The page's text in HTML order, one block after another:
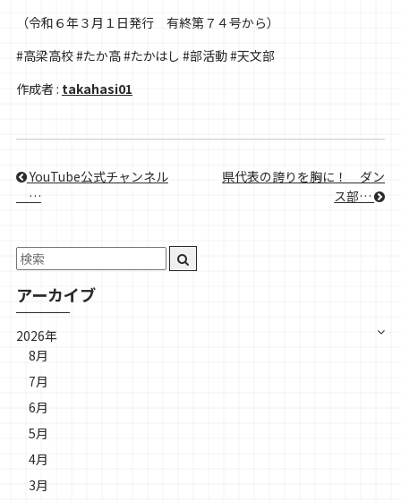
（令和６年３月１日発行 有終第７４号から）
#高梁高校 #たか高 #たかはし #部活動 #天文部
作成者 : takahasi01
YouTube公式チャンネル
＿…
県代表の誇りを胸に！＿ダン
ス部…
アーカイブ
2026年
8月
7月
6月
5月
4月
3月